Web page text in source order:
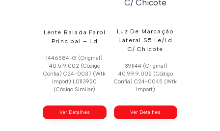
Lente Raiada Farol
Principal – Ld
1446584-G (Original)
40.5.9.002 (Código
Confia) C24-0037 (Wtk
Import) L0113920
(Código Similar)
Ver Detalhes
Luz De Marcação
Lateral S5 Le/Ld
C/ Chicote
1391144 (Original)
40.99.9.002 (Código
Confia) C24-0045 (Wtk
Import)
Ver Detalhes